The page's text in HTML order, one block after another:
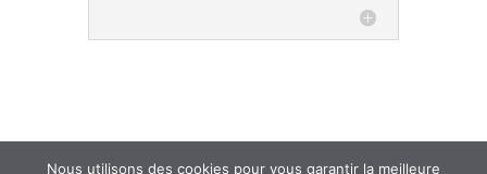
Nous utilisons des cookies pour vous garantir la meilleure